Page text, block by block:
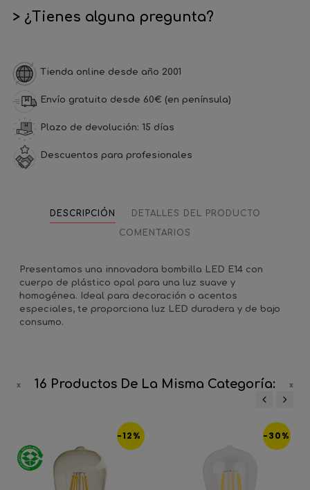
> ¿Tienes alguna pregunta?
Tienda online desde año 2001
Envío gratuito desde 60€ (en península)
Plazo de devolución: 15 días
Descuentos para profesionales
DESCRIPCIÓN
DETALLES DEL PRODUCTO
COMENTARIOS
Presentamos una innovadora bombilla LED E14 con
cuerpo de plástico opal para una luz suave y
homogénea. Ideal para decoración o acentos
especiales, te proporciona luz LED duradera y de bajo
consumo.
16 Productos De La Misma Categoría:
-12% -30%